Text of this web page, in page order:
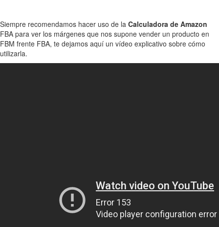
Siempre recomendamos hacer uso de la Calculadora de Amazon
FBA para ver los márgenes que nos supone vender un producto en
FBM frente FBA, te dejamos aquí un vídeo explicativo sobre cómo
utilizarla.